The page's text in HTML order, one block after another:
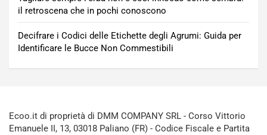
il retroscena che in pochi conoscono
Decifrare i Codici delle Etichette degli Agrumi: Guida per
Identificare le Bucce Non Commestibili
Ecoo.it di proprietà di DMM COMPANY SRL - Corso Vittorio
Emanuele II, 13, 03018 Paliano (FR) - Codice Fiscale e Partita